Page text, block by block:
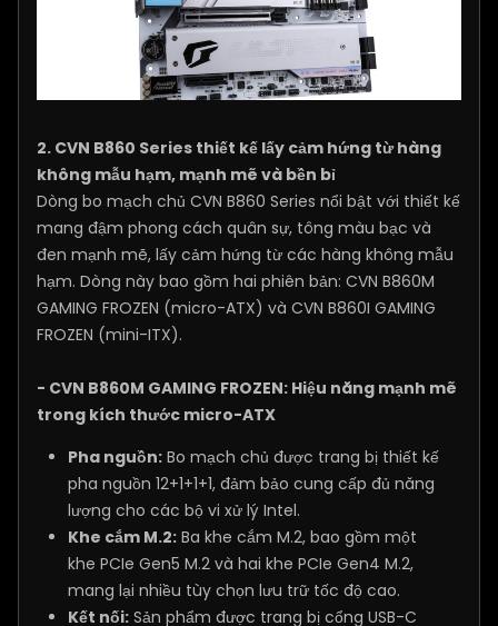
2. CVN B860 Series thiết kế lấy cảm hứng từ hàng
không mẫu hạm, mạnh mẽ và bền bỉ
Dòng bo mạch chủ CVN B860 Series nổi bật với thiết kế
mang đậm phong cách quân sự, tông màu bạc và
đen mạnh mẽ, lấy cảm hứng từ các hàng không mẫu
hạm. Dòng này bao gồm hai phiên bản: CVN B860M
GAMING FROZEN (micro-ATX) và CVN B860I GAMING
FROZEN (mini-ITX).
- CVN B860M GAMING FROZEN: Hiệu năng mạnh mẽ
trong kích thước micro-ATX
Pha nguồn: Bo mạch chủ được trang bị thiết kế
pha nguồn 12+1+1+1, đảm bảo cung cấp đủ năng
lượng cho các bộ vi xử lý Intel.
Khe cắm M.2: Ba khe cắm M.2, bao gồm một
khe PCIe Gen5 M.2 và hai khe PCIe Gen4 M.2,
mang lại nhiều tùy chọn lưu trữ tốc độ cao.
Kết nối: Sản phẩm được trang bị cổng USB-C